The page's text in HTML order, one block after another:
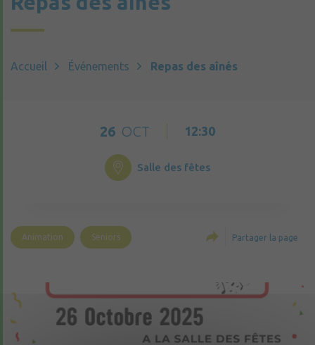
Accueil Événements Repas des aînés
26 OCT 12:30
Salle des fêtes
Animation Seniors Partager la page